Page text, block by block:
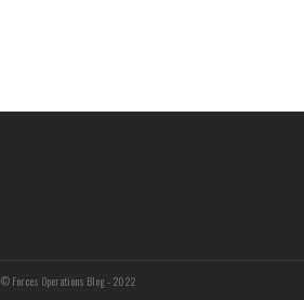
© Forces Operations Blog - 2022